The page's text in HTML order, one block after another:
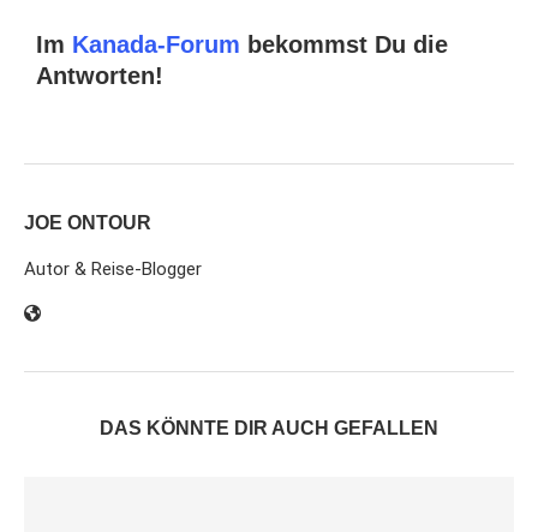
Im Kanada-Forum bekommst Du die
Antworten!
JOE ONTOUR
Autor & Reise-Blogger
DAS KÖNNTE DIR AUCH GEFALLEN